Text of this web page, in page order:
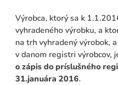
Výrobca, ktorý sa k
vyhradeného výrobku, a
na trh vyhradený výrobok,
v danom registri výrobcov,
o zápis do príslušného
31.januára 2016.